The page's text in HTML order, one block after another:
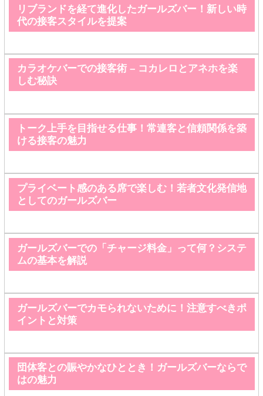
リブランドを経て進化したガールズバー！新しい時
代の接客スタイルを提案
カラオケバーでの接客術 – コカレロとアネホを楽
しむ秘訣
トーク上手を目指せる仕事！常連客と信頼関係を築
ける接客の魅力
プライベート感のある席で楽しむ！若者文化発信地
としてのガールズバー
ガールズバーでの「チャージ料金」って何？システ
ムの基本を解説
ガールズバーでカモられないために！注意すべきポ
イントと対策
団体客との賑やかなひととき！ガールズバーならで
はの魅力